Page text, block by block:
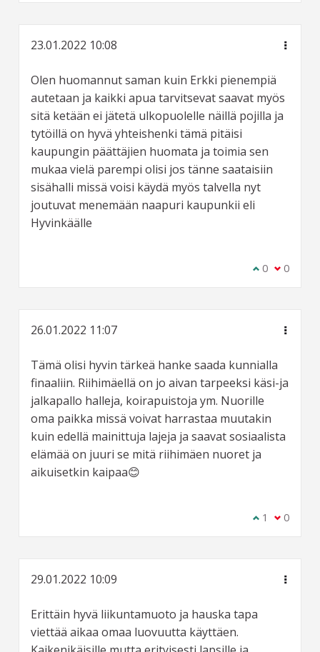
23.01.2022 10:08
Olen huomannut saman kuin Erkki pienempiä
autetaan ja kaikki apua tarvitsevat saavat myös
sitä ketään ei jätetä ulkopuolelle näillä pojilla ja
tytöillä on hyvä yhteishenki tämä pitäisi
kaupungin päättäjien huomata ja toimia sen
mukaa vielä parempi olisi jos tänne saataisiin
sisähalli missä voisi käydä myös talvella nyt
joutuvat menemään naapuri kaupunkii eli
Hyvinkäälle
Olen samaa
0 Olen eri
0
26.01.2022 11:07
Tämä olisi hyvin tärkeä hanke saada kunnialla
finaaliin. Riihimäellä on jo aivan tarpeeksi käsi-ja
jalkapallo halleja, koirapuistoja ym. Nuorille
oma paikka missä voivat harrastaa muutakin
kuin edellä mainittuja lajeja ja saavat sosiaalista
elämää on juuri se mitä riihimäen nuoret ja
aikuisetkin kaipaa😊
Olen samaa
1 Olen eri
0
29.01.2022 10:09
Erittäin hyvä liikuntamuoto ja hauska tapa
viettää aikaa omaa luovuutta käyttäen.